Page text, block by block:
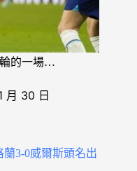
輪的一場…
月 30 日
3-0威爾斯頭名出